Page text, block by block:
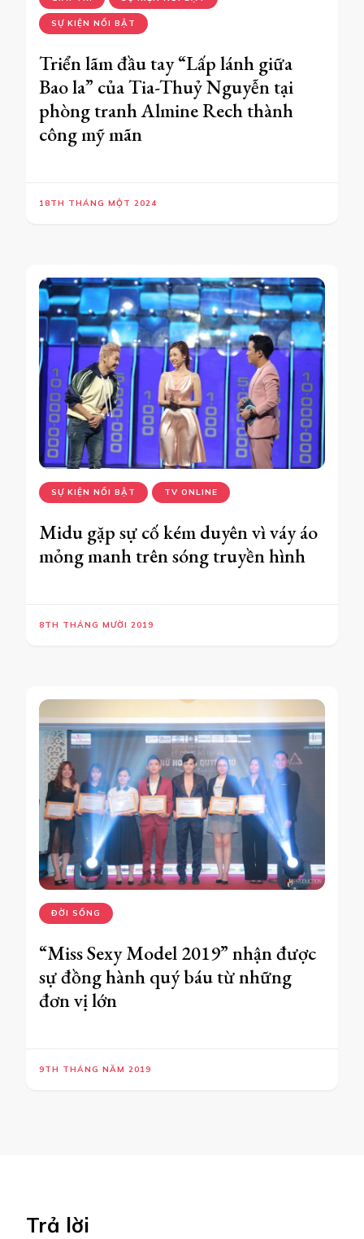
SỰ KIỆN NỔI BẬT
Triển lãm đầu tay “Lấp lánh giữa
Bao la” của Tia-Thuỷ Nguyễn tại
phòng tranh Almine Rech thành
công mỹ mãn
18TH THÁNG MỘT 2024
SỰ KIỆN NỔI BẬT TV ONLINE
Midu gặp sự cố kém duyên vì váy áo
mỏng manh trên sóng truyền hình
8TH THÁNG MƯỜI 2019
ĐỜI SỐNG
“Miss Sexy Model 2019” nhận được
sự đồng hành quý báu từ những
đơn vị lớn
9TH THÁNG NĂM 2019
Trả lời